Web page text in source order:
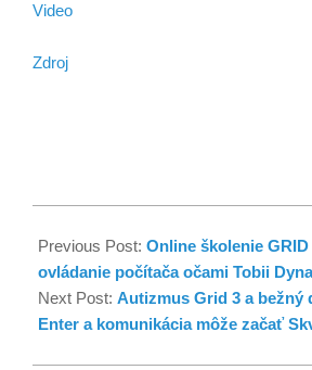
Video
Zdroj
Previous Post: Online školenie
ovládanie počítača očami Tobii
Next Post: Autizmus Grid 3 a bežný
Enter a komunikácia môže začať